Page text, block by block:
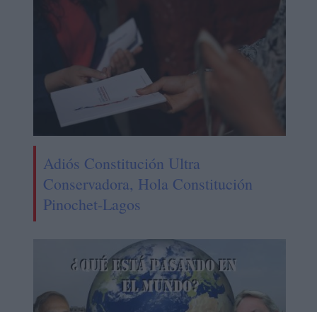
Adiós Constitución Ultra
Conservadora, Hola Constitución
Pinochet-Lagos